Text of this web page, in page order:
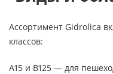
Ассортимент Gidrolica
классов:
A15 и B125 — для